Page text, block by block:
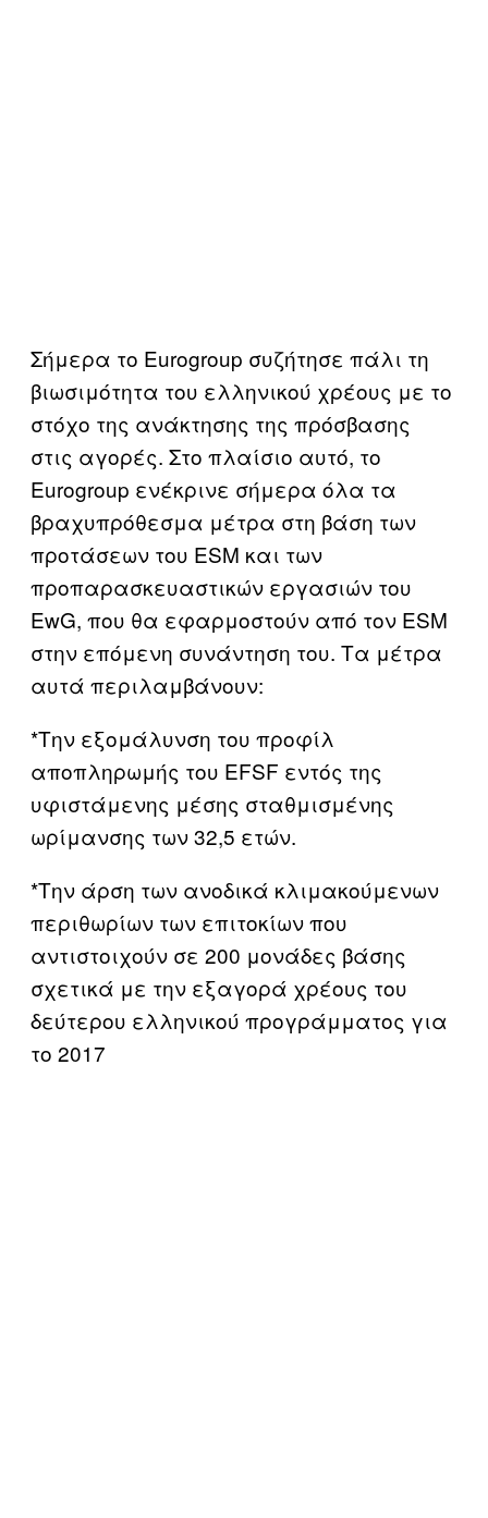
Σήμερα το Eurogroup συζήτησε πάλι τη
βιωσιμότητα του ελληνικού χρέους με το
στόχο της ανάκτησης της πρόσβασης
στις αγορές. Στο πλαίσιο αυτό, το
Eurogroup ενέκρινε σήμερα όλα τα
βραχυπρόθεσμα μέτρα στη βάση των
προτάσεων του ESM και των
προπαρασκευαστικών εργασιών του
EwG, που θα εφαρμοστούν από τον ESM
στην επόμενη συνάντηση του. Τα μέτρα
αυτά περιλαμβάνουν:
*Την εξομάλυνση του προφίλ
αποπληρωμής του EFSF εντός της
υφιστάμενης μέσης σταθμισμένης
ωρίμανσης των 32,5 ετών.
*Την άρση των ανοδικά κλιμακούμενων
περιθωρίων των επιτοκίων που
αντιστοιχούν σε 200 μονάδες βάσης
σχετικά με την εξαγορά χρέους του
δεύτερου ελληνικού προγράμματος για
το 2017